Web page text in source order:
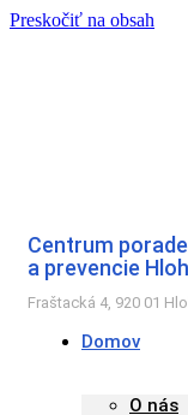
Preskočiť na obsah
Centrum
a prevencie
Fraštacká 4, 920 01
Domov
O nás